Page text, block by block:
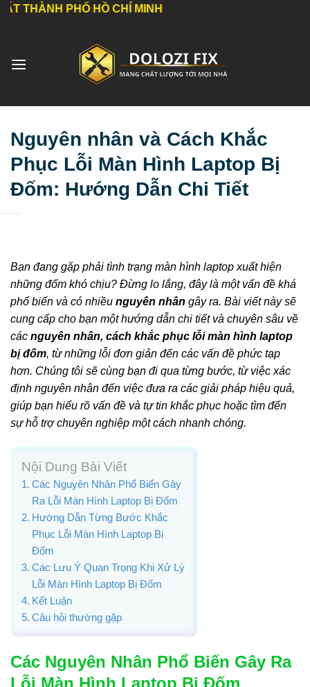
Bỏ
dung
HỒ CHÍ MINH
Nguyên nhân và Cách Khắc
Phục Lỗi Màn Hình Laptop Bị
Đốm: Hướng Dẫn Chi Tiết
Bạn đang gặp phải tình trạng màn hình laptop xuất hiện
những đốm khó chịu? Đừng lo lắng, đây là một vấn đề khá
phổ biến và có nhiều nguyên nhân gây ra. Bài viết này sẽ
cung cấp cho bạn một hướng dẫn chi tiết và chuyên sâu về
các nguyên nhân, cách khắc phục lỗi màn hình laptop
bị đốm, từ những lỗi đơn giản đến các vấn đề phức tạp
hơn. Chúng tôi sẽ cùng bạn đi qua từng bước, từ việc xác
định nguyên nhân đến việc đưa ra các giải pháp hiệu quả,
giúp bạn hiểu rõ vấn đề và tự tin khắc phục hoặc tìm đến
sự hỗ trợ chuyên nghiệp một cách nhanh chóng.
Nội Dung Bài Viết
Các Nguyên Nhân Phổ Biến Gây
Ra Lỗi Màn Hình Laptop Bị Đốm
Hướng Dẫn Từng Bước Khắc
Phục Lỗi Màn Hình Laptop Bị
Đốm
Các Lưu Ý Quan Trọng Khi Xử Lý
Lỗi Màn Hình Laptop Bị Đốm
Kết Luận
Câu hỏi thường gặp
Các Nguyên Nhân Phổ Biến Gây Ra
Lỗi Màn Hình Laptop Bị Đốm